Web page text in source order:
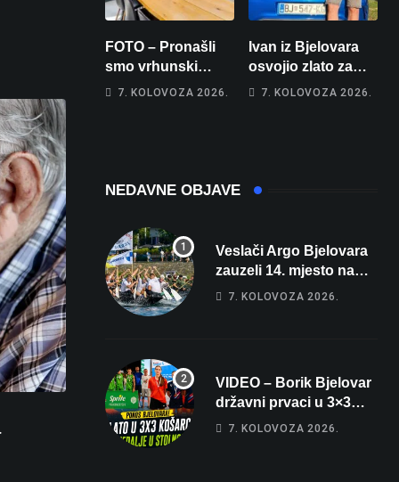
FOTO – Pronašli
smo vrhunski
apartman za
7. KOLOVOZA 2026.
Ivan iz Bjelovara
osvojio zlato za
najglasniji audio
7. KOLOVOZA 2026.
NEDAVNE OBJAVE
Veslači Argo Bjelovara
zauzeli 14. mjesto na
brzincu
7. KOLOVOZA 2026.
VIDEO – Borik Bjelovar
državni prvaci u 3×3
košarci, Klara Končar je
7. KOLOVOZA 2026.